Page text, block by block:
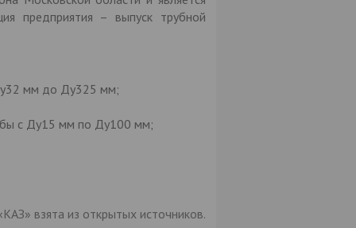
предприятия – выпуск трубной
мм до Ду325 мм;
с Ду15 мм по Ду100 мм;
взята из открытых источников.